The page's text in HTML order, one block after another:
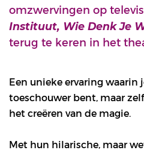
omzwervingen op
Instituut, Wie Denk Je
terug te keren in het
Een unieke ervaring waarin
toeschouwer bent, maar
het creëren van de magie.
Met hun hilarische, maar